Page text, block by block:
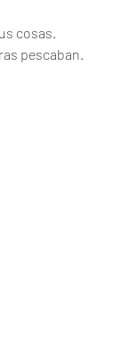
cosas.
pescaban.